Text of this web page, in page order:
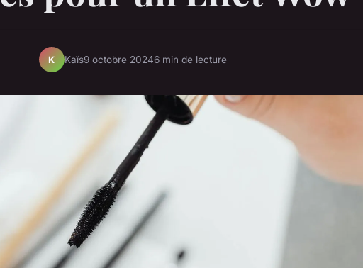
K Kaïs9 octobre 20246 min de lecture